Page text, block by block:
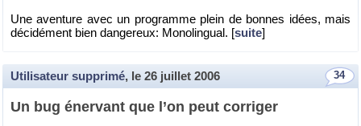
Une aven­ture avec un pro­gramme plein de bonnes idées, mais
dé­ci­dé­ment bien dan­ge­reux: Mo­no­lin­gual. [suite]
34
Utilisateur supprimé, le 26 juillet 2006
Un bug éner­vant que l’on peut cor­ri­ger